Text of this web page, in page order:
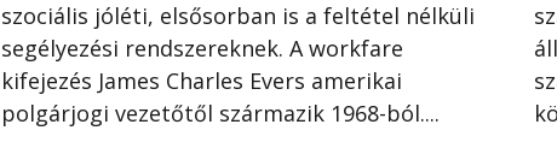
szociális jóléti, elsősorban is a feltétel nélküli
segélyezési rendszereknek. A workfare
kifejezés James Charles Evers amerikai
polgárjogi vezetőtől származik 1968-ból....